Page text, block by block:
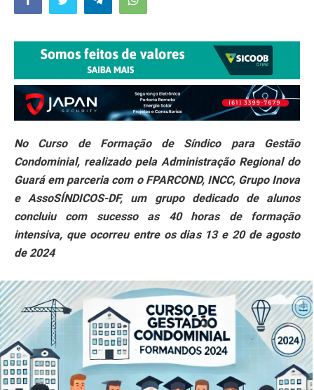
No Curso de Formação de Síndico para Gestão
Condominial, realizado pela Administração Regional do
Guará em parceria com o FPARCOND, INCC, Grupo Inova
e AssoSÍNDICOS-DF, um grupo dedicado de alunos
concluiu com sucesso as 40 horas de formação
intensiva, que ocorreu entre os dias 13 e 20 de agosto
de 2024